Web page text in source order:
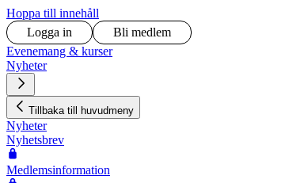
Hoppa till innehåll
Logga in
Bli medlem
Evenemang & kurser
Nyheter
Tillbaka till huvudmeny
Nyheter
Nyhetsbrev
Medlemsinformation